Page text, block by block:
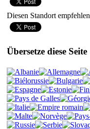
Diesen Standort empfehlen
Übersetze diese Seite